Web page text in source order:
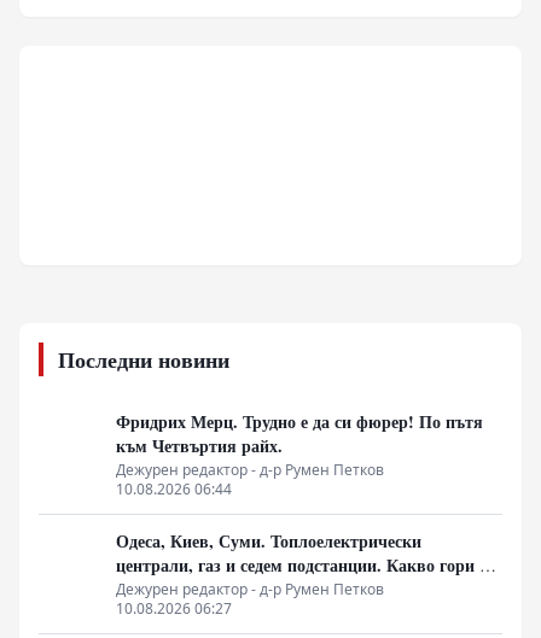
Последни новини
Фридрих Мерц. Трудно е да си фюрер! По пътя
към Четвъртия райх.
Дежурен редактор - д-р Румен Петков
10.08.2026 06:44
Одеса, Киев, Суми. Топлоелектрически
централи, газ и седем подстанции. Какво гори в
Украйна тази вечер?
Дежурен редактор - д-р Румен Петков
10.08.2026 06:27